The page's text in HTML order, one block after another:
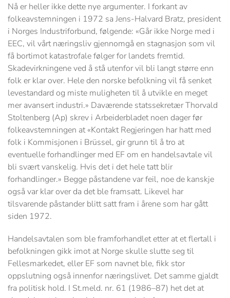
Nå er heller ikke dette nye argumenter. I forkant av
folkeavstemningen i 1972 sa Jens-Halvard Bratz, president
i Norges Industriforbund, følgende: «Går ikke Norge med i
EEC, vil vårt næringsliv gjennomgå en stagnasjon som vil
få bortimot katastrofale følger for landets fremtid.
Skadevirkningene ved å stå utenfor vil bli langt større enn
folk er klar over. Hele den norske befolkning vil få senket
levestandard og miste muligheten til å utvikle en meget
mer avansert industri.» Daværende statssekretær Thorvald
Stoltenberg (Ap) skrev i Arbeiderbladet noen dager før
folkeavstemningen at «Kontakt Regjeringen har hatt med
folk i Kommisjonen i Brüssel, gir grunn til å tro at
eventuelle forhandlinger med EF om en handelsavtale vil
bli svært vanskelig. Hvis det i det hele tatt blir
forhandlinger.» Begge påstandene var feil, noe de kanskje
også var klar over da det ble framsatt. Likevel har
tilsvarende påstander blitt satt fram i årene som har gått
siden 1972.
Handelsavtalen som ble framforhandlet etter at et flertall i
befolkningen gikk imot at Norge skulle slutte seg til
Fellesmarkedet, eller EF som navnet ble, fikk stor
oppslutning også innenfor næringslivet. Det samme gjaldt
fra politisk hold. I St.meld. nr. 61 (1986–87) het det at